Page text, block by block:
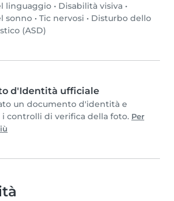
linguaggio • Disabilità visiva •
sonno • Tic nervosi • Disturbo dello
(ASD)
d'Identità ufficiale
un documento d'identità e
controlli di verifica della foto. Per